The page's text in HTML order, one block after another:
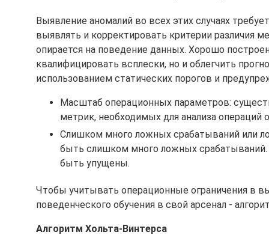
Выявление аномалий во всех этих случаях
выявлять и корректировать критерии
опирается на поведение данных. Хорошо
квалифицировать всплески, но и облегчить
использованием статических порогов и
Масштаб операционных параметров:
метрик, необходимых для анализа операций
Слишком много ложных срабатываний или
быть слишком много ложных срабатываний.
быть упущены.
Чтобы учитывать операционные ограничения в
поведенческого обучения в свой арсенал -
Алгоритм Хольта-Винтерса